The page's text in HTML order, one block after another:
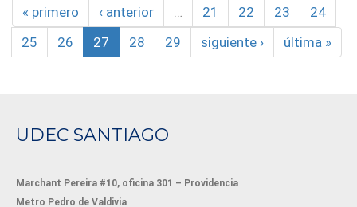
« primero ‹ anterior … 21 22 23
24
25
26 27 28 29 siguiente › última »
UDEC SANTIAGO
Marchant Pereira #10, oficina 301 – Providencia
Metro Pedro de Valdivia